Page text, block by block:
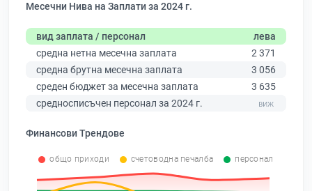
Месечни Нива на Заплати за 2024 г.
вид заплата / персонал
лева
средна нетна месечна заплата
2 371
средна брутна месечна заплата
3 056
среден бюджет за месечна заплата
3 635
средносписъчен персонал за 2024 г.
Финансови Трендове
общо приходи счетоводна печалба персонал